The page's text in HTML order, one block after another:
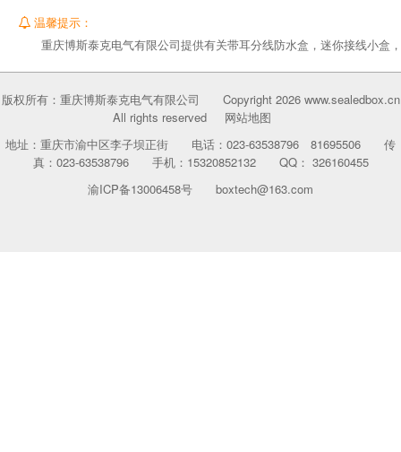
温馨提示：
重庆博斯泰克电气有限公司提供有关带耳分线防水盒，迷你接线小
版权所有：重庆博斯泰克电气有限公司 Copyright 2026 www.sealedbox.cn
All rights reserved
网站地图
地址：重庆市渝中区李子坝正街 电话：023-63538796 81695506 传
真：023-63538796 手机：15320852132 QQ： 326160455
渝ICP备13006458号 boxtech@163.com